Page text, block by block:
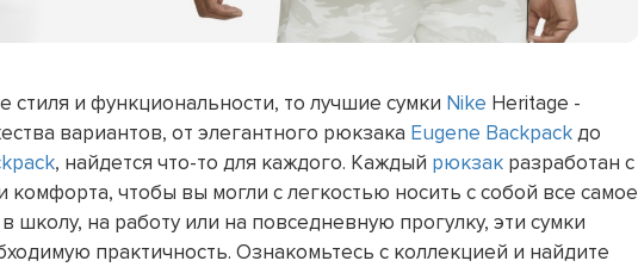
и функциональности, то лучшие сумки Nike Heritage -
вариантов, от элегантного рюкзака Eugene Backpackдо
, найдется что-то для каждого. Каждый рюкзак разработан с
комфорта, чтобы вы могли с легкостью носить с собой все самое
школу, на работу или на повседневную прогулку, эти сумки
практичность. Ознакомьтесь с коллекцией и найдите